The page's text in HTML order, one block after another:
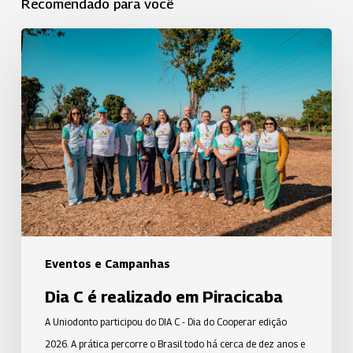
Recomendado para você
Eventos e Campanhas
Dia
C
é
realizado
em
Piracicaba
Dia C é realizado em Piracicaba
A Uniodonto participou do DIA C - Dia do Cooperar edição
2026. A prática percorre o Brasil todo há cerca de dez anos e